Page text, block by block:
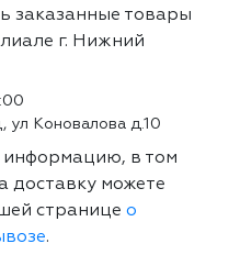
заказанные товары
г. Нижний
ул Коновалова д.10
в том
доставку можете
странице о
.